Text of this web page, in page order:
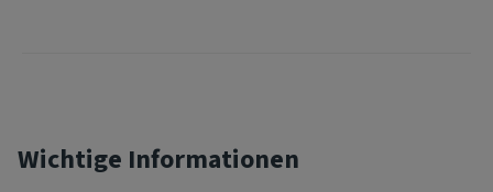
Wichtige Informationen